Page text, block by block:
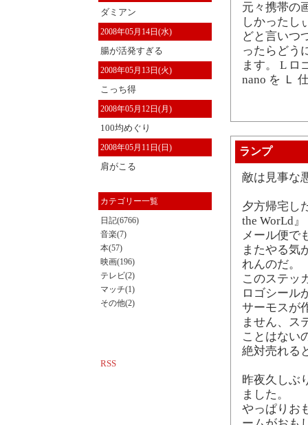
ダミアン
2008年05月14日(水)
腸が活発すぎる
2008年05月13日(火)
こっち得
2008年05月12日(月)
100均めぐり
2008年05月11日(日)
肩がこる
カテゴリー一覧
日記(6766)
音楽(7)
本(57)
映画(196)
テレビ(2)
マッチ(1)
その他(2)
RSS
元々携帯の
しかったし
どと言いつ
ったらどう
ます。 L ロ
nano を Ｌ
ランプ
敵は見事な
夕方帰宅し
the WorLd
メール便で
またやる気
れんのだ。
このステッ
ロゴシール
サーモスが
ません、ス
ことはない
絶対売れる
昨夜久しぶ
ました。
やっぱりお